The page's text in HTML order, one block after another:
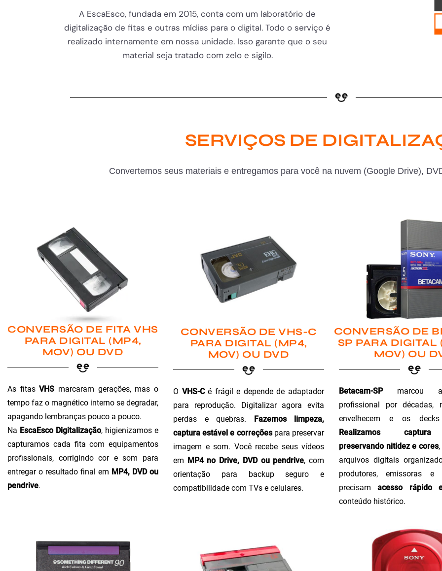
A EscaEsco, fundada em 2015, conta com um laboratório de
digitalização de fitas e outras mídias para o digital. Todo o serviço é
realizado internamente em nossa unidade. Isso garante que o seu
material seja tratado com zelo e sigilo.
SERVIÇOS DE
Convertemos seus materiais e entregamos para você na nuvem (Google Drive),
CONVERSÃO DE FITA VHS
PARA DIGITAL (MP4,
MOV) OU DVD
As fitasVHS marcaram gerações, mas o
tempo faz o magnético interno se degradar,
apagando lembranças pouco a pouco.
Na EscaEsco Digitalização, higienizamos e
capturamos cada fita com equipamentos
profissionais, corrigindo cor e som para
entregar o resultado final em MP4, DVD ou
pendrive.
CONVERSÃO DE VHS-C
PARA DIGITAL (MP4,
MOV) OU DVD
O VHS-Cé frágil e depende de adaptador
para reprodução. Digitalizar agora evita
perdas e quebras. Fazemos limpeza,
captura estável e correçõespara preservar
imagem e som. Você recebe seus vídeos
em MP4 no Drive, DVD ou pendrive, com
orientação para backup seguro e
compatibilidade com TVs e celulares.
CONVERSÃO DE
SP PARA DIGITAL
MOV) OU
Betacam-SPmarcou a
profissional por
envelhecem e os
Realizamos captura
preservando nitidez e cores
arquivos digitais
produtores, emissoras e
precisamacesso rápido
conteúdo histórico.